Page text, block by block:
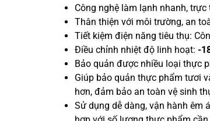
Công nghệ làm lạnh nhanh,
Thân thiện với môi trường, an
Tiết kiệm điện năng tiêu thụ:
Điều chỉnh nhiệt độ linh hoạt: -
Bảo quản được nhiều loại thực
Giúp bảo quản thực phẩm tươi
hơn, đảm bảo an toàn vệ sinh
Sử dụng dễ dàng, vận hành êm